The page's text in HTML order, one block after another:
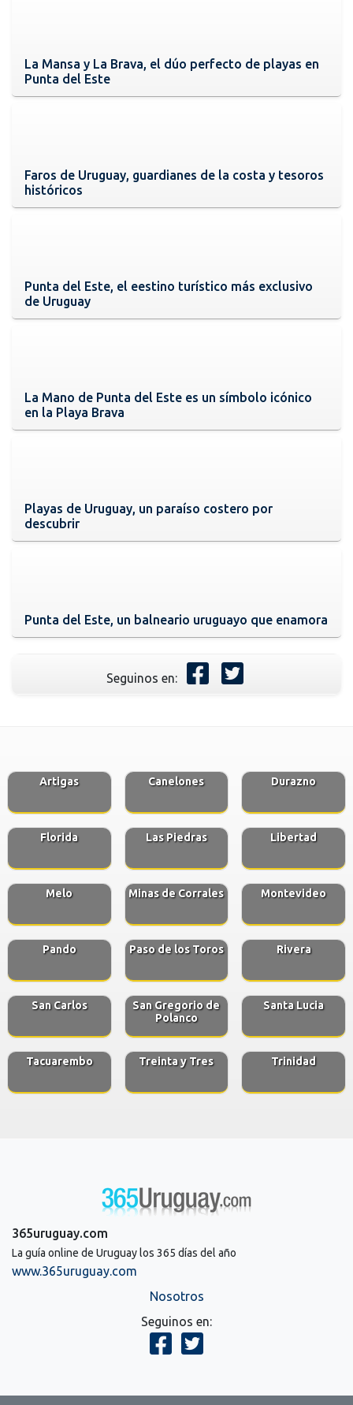
La Mansa y La Brava, el dúo perfecto de playas en
Punta del Este
Faros de Uruguay, guardianes de la costa y tesoros
históricos
Punta del Este, el eestino turístico más exclusivo
de Uruguay
La Mano de Punta del Este es un símbolo icónico
en la Playa Brava
Playas de Uruguay, un paraíso costero por
descubrir
Punta del Este, un balneario uruguayo que enamora
Seguinos en:
Artigas Canelones Durazno
Florida Las Piedras Libertad
Melo Minas de Corrales Montevideo
Pando Paso de los Toros Rivera
San Carlos
San Gregorio de
Polanco
Santa Lucia
Tacuarembo Treinta y Tres Trinidad
365uruguay.com
La guía online de Uruguay los 365 días del año
www.365uruguay.com
Nosotros
Seguinos en: